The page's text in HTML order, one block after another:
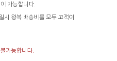
가능합니다.
시 왕복 배송비를 모두 고객이
가능합니다.